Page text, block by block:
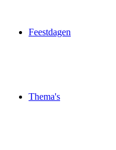
Feestdagen
Thema's